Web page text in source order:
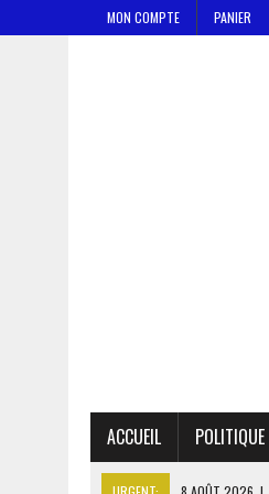
MON COMPTE PANIER
ACCUEIL POLITIQUE